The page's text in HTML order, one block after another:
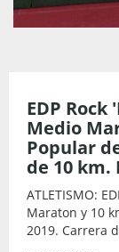
EDP
Medio
Popular
de 10 km.
ATLETISMO:
Maraton y 10
2019. Carrera